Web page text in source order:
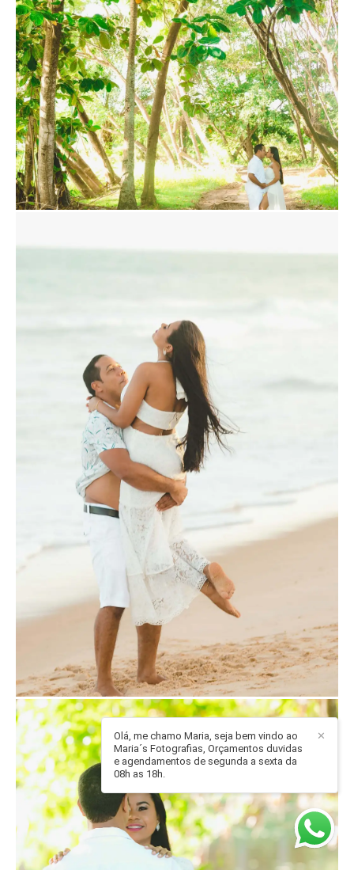
✕
Olá, me chamo Maria, seja bem vindo ao
Maria´s Fotografias, Orçamentos duvidas
e agendamentos de segunda a sexta da
08h as 18h.